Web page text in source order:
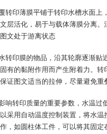
转印薄膜平铺于转印水槽水面
层活化，易于与载体薄膜分离
文处于游离状态
转印膜的物品，沿其轮廓逐渐
有的黏附作用而产生附着力。
证图文适当的拉伸，尽量避免
响转印质量的重要参数，水温
采用自动温度控制装置，将水
，如圆柱体工件，可以将其固